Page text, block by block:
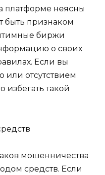
платформе неясны
быть признаком
биржи
о своих
Если вы
или отсутствием
такой
мошенничества
средств. Если